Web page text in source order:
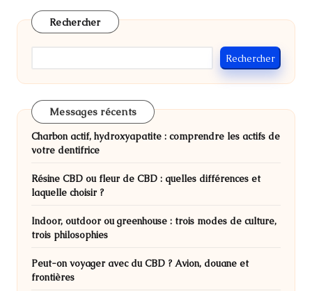
publications
Rechercher
Rechercher
Messages récents
Charbon actif, hydroxyapatite : comprendre les actifs de
votre dentifrice
Résine CBD ou fleur de CBD : quelles différences et
laquelle choisir ?
Indoor, outdoor ou greenhouse : trois modes de culture,
trois philosophies
Peut-on voyager avec du CBD ? Avion, douane et
frontières